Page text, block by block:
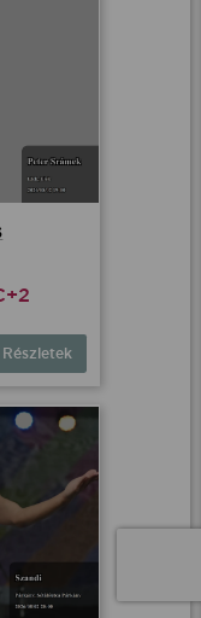
Részletek